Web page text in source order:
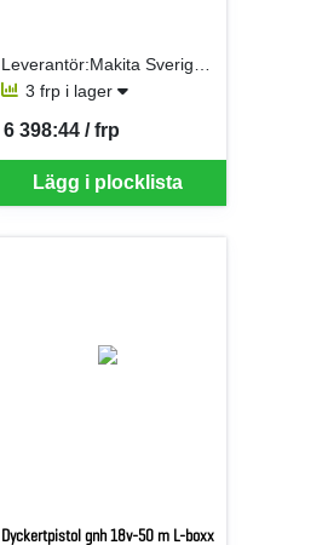
3 frp i lager
Lägg i plocklista
6 398:44 / frp
SEK per FRP
Dyckertpistol gnh 18v-50 m L-boxx